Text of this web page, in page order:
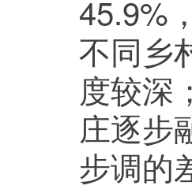
45.9%
不同乡
度较深
庄逐步
步调的